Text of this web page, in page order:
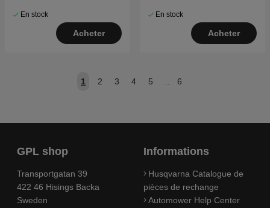
En stock
Acheter
En stock
Acheter
1 2 3 4 5 .. 6
GPL shop
Transportgatan 39
422 46 Hisings Backa
Sweden
Informations
Husqvarna Catalogue de
pièces de rechange
Automower Help Center